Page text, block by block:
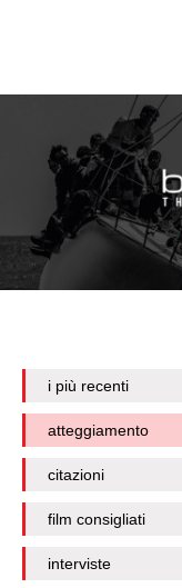
i più recenti
atteggiamento
citazioni
film consigliati
interviste